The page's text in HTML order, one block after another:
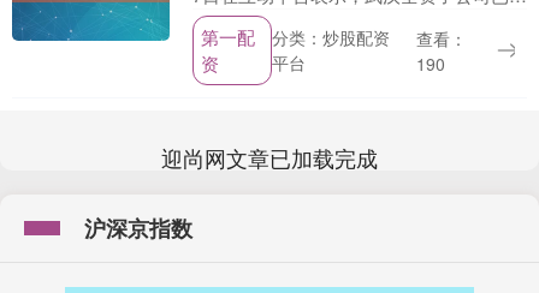
成800G/1.6T高速光模块光引擎的样品生
产。同时，其他品类高速光通信组....
第一配
资
分类：炒股配资
平台
查看：
190
迎尚网文章已加载完成
沪深京指数